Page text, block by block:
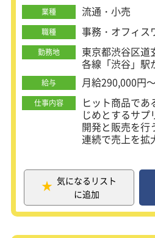
件は通信機器、
メインですが、
件もあります。
状況やスキルを
＜ソフト開発職
大手メーカー(自
属。機械設計業
業種 流通・小売
職種 事務・オフィス
勤務地
東京都渋谷区道
各線「渋谷」駅
給与 月給290,000円
仕事内容
ヒット商品であ
じめとするサプ
開発と販売を行
連続で売上を拡
上げています。
の専任担当はお
の担当者がおり
アウトソースす
気になるリスト
に追加